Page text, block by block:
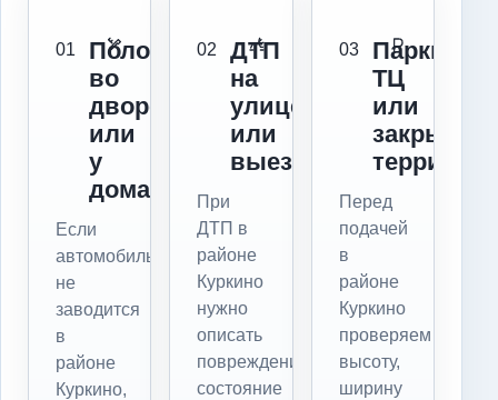
01
Поломка
во
дворе
или
у
дома
Если
автомобиль
не
заводится
в
районе
Куркино,
02
ДТП
на
улице
или
выезде
При
ДТП в
районе
Куркино
нужно
описать
повреждения,
состояние
03
Паркинг,
ТЦ
или
закрытая
Перед
подачей
в
районе
Куркино
проверяем
высоту,
ширину